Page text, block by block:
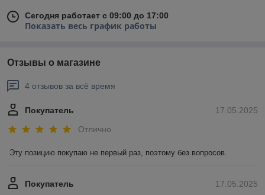
Сегодня работает с 09:00 до 17:00
Показать весь график работы
Отзывы о магазине
4 отзывов за всё время
17.05.2025
Покупатель
Отлично
Эту позицию покупаю не первый раз, поэтому без вопросов.
17.05.2025
Покупатель